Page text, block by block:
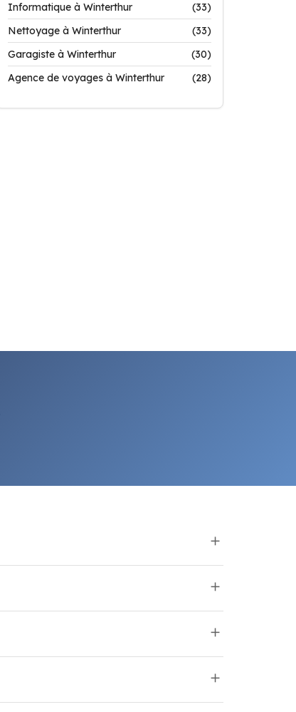
Informatique à Winterthur
(33)
Nettoyage à Winterthur
(33)
Garagiste à Winterthur
(30)
Agence de voyages à Winterthur
(28)